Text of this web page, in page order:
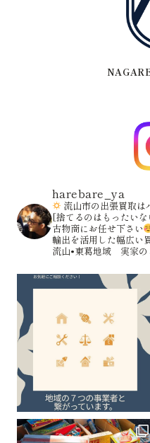
harebare_ya
流山市の出張買取は
[捨てるのはもったい
古物商にお任せ下さい
輸出を活用した幅広い
流山•東葛地域 実家